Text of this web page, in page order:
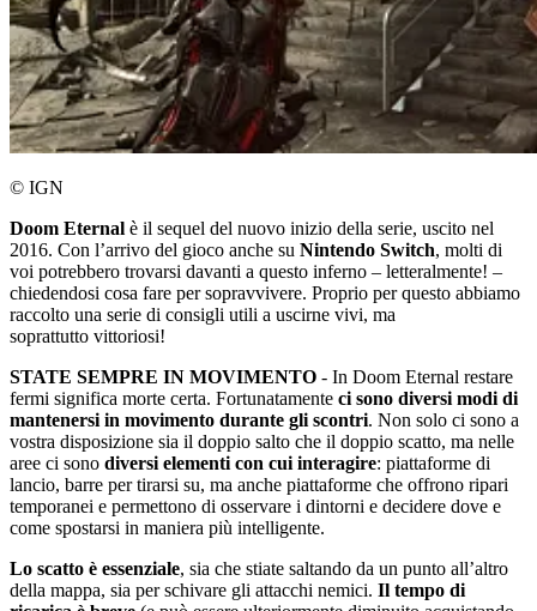
© IGN
Doom Eternal è il sequel del nuovo inizio della serie, uscito nel
2016. Con l’arrivo del gioco anche su Nintendo Switch, molti di
voi potrebbero trovarsi davanti a questo inferno – letteralmente! –
chiedendosi cosa fare per sopravvivere. Proprio per questo abbiamo
raccolto una serie di consigli utili a uscirne vivi, ma
soprattutto vittoriosi!
STATE SEMPRE IN MOVIMENTO - In Doom Eternal restare
fermi significa morte certa. Fortunatamente ci sono diversi modi di
mantenersi in movimento durante gli scontri. Non solo ci sono a
vostra disposizione sia il doppio salto che il doppio scatto, ma nelle
aree ci sono diversi elementi con cui interagire: piattaforme di
lancio, barre per tirarsi su, ma anche piattaforme che offrono ripari
temporanei e permettono di osservare i dintorni e decidere dove e
come spostarsi in maniera più intelligente.
Lo scatto è essenziale, sia che stiate saltando da un punto all’altro
della mappa, sia per schivare gli attacchi nemici. Il tempo di